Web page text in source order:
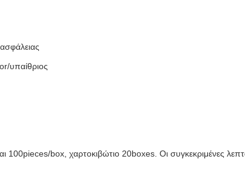
υπαίθριος
100pieces/box, χαρτοκιβώτιο 20boxes. Οι συγκεκριμένες